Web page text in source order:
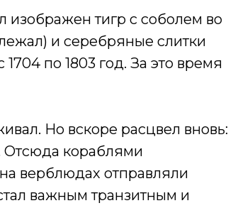
изображен тигр с соболем во
и серебряные слитки
по 1803 год. За это время
Но вскоре расцвел вновь:
Отсюда кораблями
верблюдах отправляли
важным транзитным и